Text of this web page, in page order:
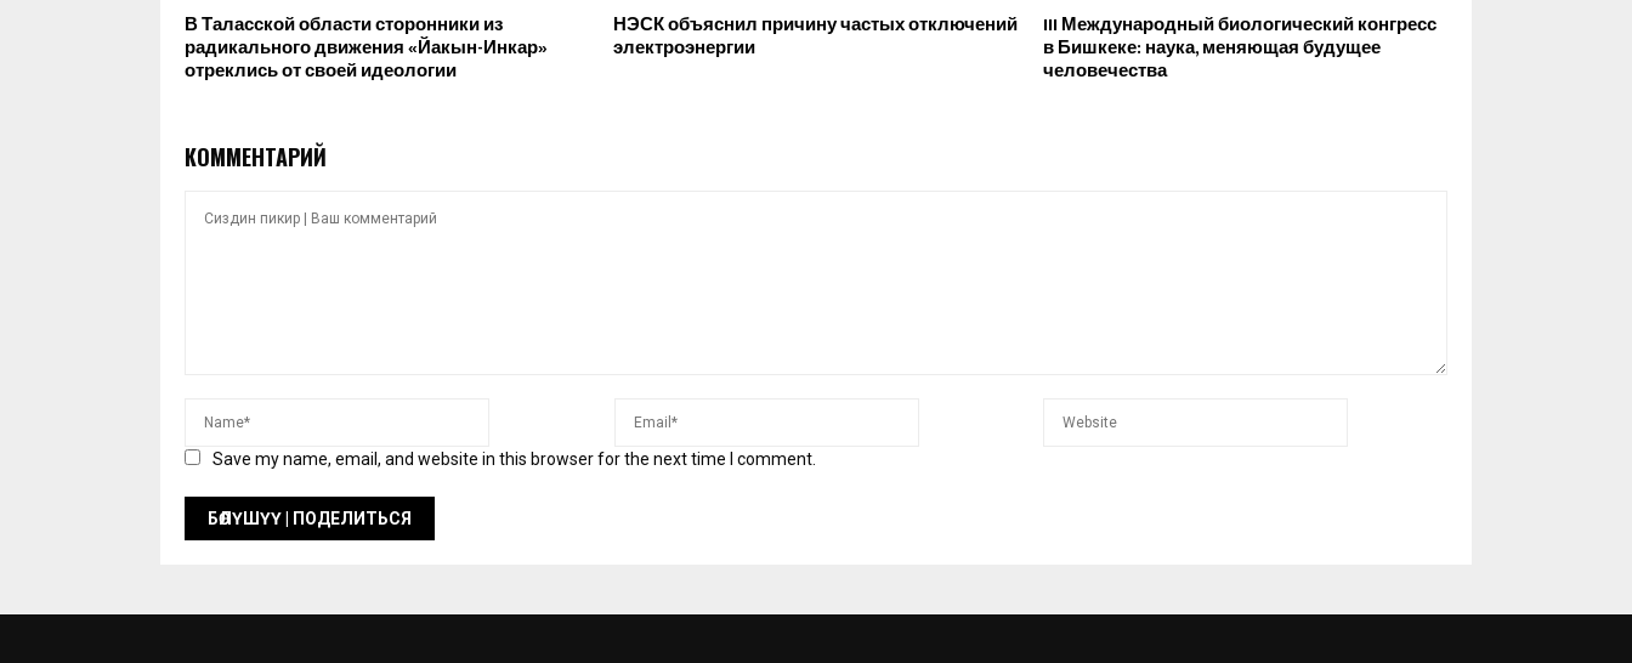
В Таласской области сторонники из
радикального движения «Йакын-Инкар»
отреклись от своей идеологии
НЭСК объяснил причину частых отключений
электроэнергии
III Международный биологический конгресс
в Бишкеке: наука, меняющая будущее
человечества
КОММЕНТАРИЙ
Save my name, email, and website in this browser for the next time I comment.